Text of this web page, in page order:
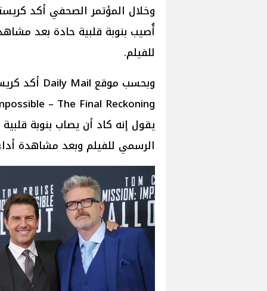
وخلال المؤتمر الصحفي أكد
أُصيب بنوبة قلبية حادة بعد
للفيلم.
يقول إنه كاد أن يصاب بنوبة
الرسمي للفيلم وبعد مشاهدة